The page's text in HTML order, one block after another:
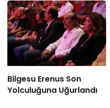
Bilgesu Erenus Son
Yolculuğuna Uğurlandı